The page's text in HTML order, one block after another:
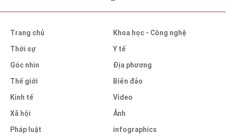
Trang chủ
Thời sự
Góc nhìn
Thế giới
Kinh tế
Xã hội
Pháp luật
Khoa học - Công nghệ
Y tế
Địa phương
Biển đảo
Video
Ảnh
infographics